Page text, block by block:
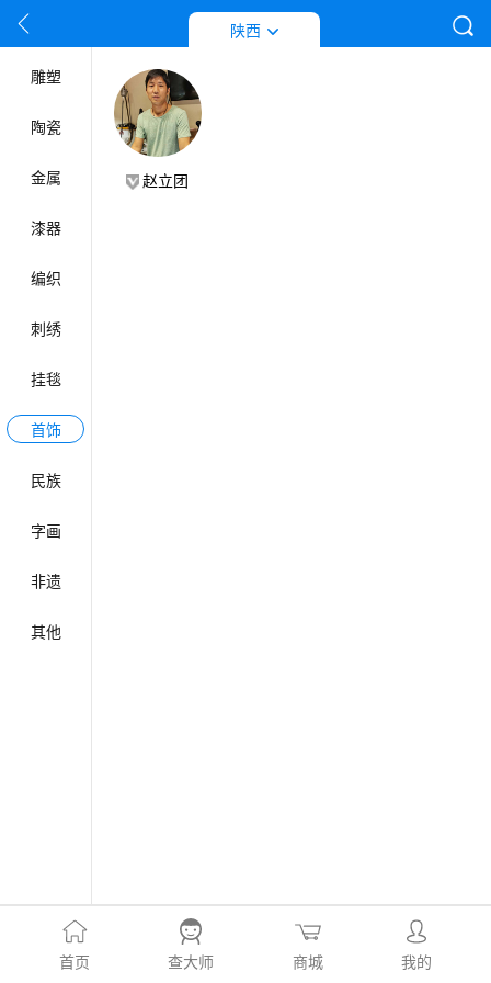
工艺门类
陕西
雕塑
陶瓷
金属
漆器
编织
刺绣
挂毯
首饰
民族
字画
非遗
其他
按姓名首拼音字母排列
赵立团
首页 查大师 商城 我的